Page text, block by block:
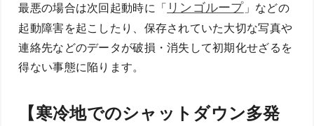
最悪の場合は次回起動時に「 リンゴループ 」などの
起動障害を起こしたり、保存されていた大切な写真や
連絡先などのデータが破損・消失して初期化せざるを
得ない事態に陥ります。
【寒冷地でのシャットダウン多発